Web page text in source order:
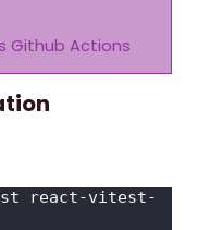
Github Actions
react-vitest-